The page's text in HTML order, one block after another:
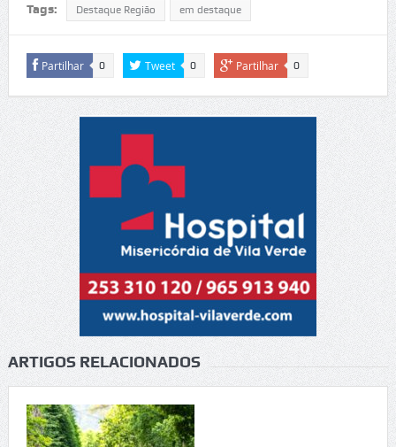
Tags: Destaque Região em destaque
Partilhar 0 Tweet 0 Partilhar 0
ARTIGOS RELACIONADOS